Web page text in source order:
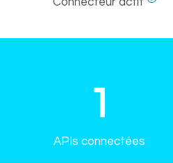
1
APIs connectées